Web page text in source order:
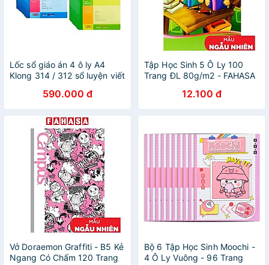
Lốc sổ giáo án 4 ô ly A4
Klong 314 / 312 sổ luyện viết
590.000 đ
Tập Học Sinh 5 Ô Ly 100
Trang ĐL 80g/m2 - FAHASA
12.100 đ
Vở Doraemon Graffiti - B5 Kẻ
Ngang Có Chấm 120 Trang
Bộ 6 Tập Học Sinh Moochi -
4 Ô Ly Vuông - 96 Trang